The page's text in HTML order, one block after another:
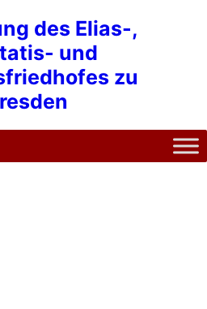
des Elias-,
und
zu